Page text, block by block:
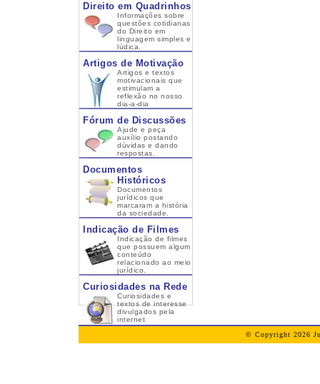
Direito em Quadrinhos
Informações sobre
questões cotidianas
do Direito em
linguagem simples e
lúdica.
Artigos de Motivação
Artigos e textos
motivacionais que
estimulam a
reflexão no nosso
dia-a-dia
Fórum de Discussões
Ajude e peça
auxílio postando
dúvidas e dando
respostas.
Documentos
Históricos
Documentos
jurídicos que
marcaram a história
da sociedade.
Indicação de Filmes
Indicação de filmes
que possuem algum
conteúdo
relacionado ao meio
jurídico.
Curiosidades na Rede
Curiosidades e
textos de interesse
divulgados pela
internet
© Copyright 2026